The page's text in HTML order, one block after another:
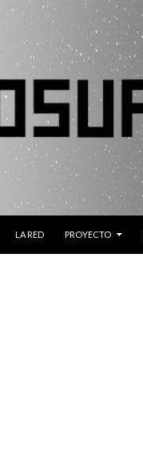
LA RED PROYECTO